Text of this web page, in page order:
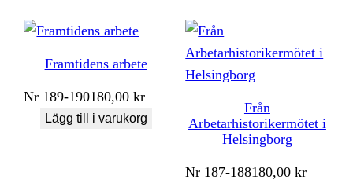
Framtidens arbete
Nr 189-190180,00kr
Lägg till i varukorg
Från
Arbetarhistorikermötet i
Helsingborg
Nr 187-188180,00kr